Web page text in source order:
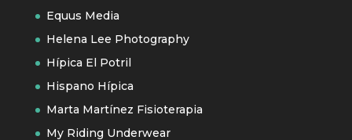
Equus Media
Helena Lee Photography
Hípica El Potril
Hispano Hípica
Marta Martínez Fisioterapia
My Riding Underwear